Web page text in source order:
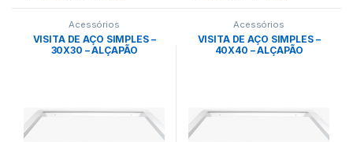
Acessórios
VISITA DE AÇO SIMPLES –
30X30 – ALÇAPÃO
Acessórios
VISITA DE AÇO SIMPLES –
40X40 – ALÇAPÃO